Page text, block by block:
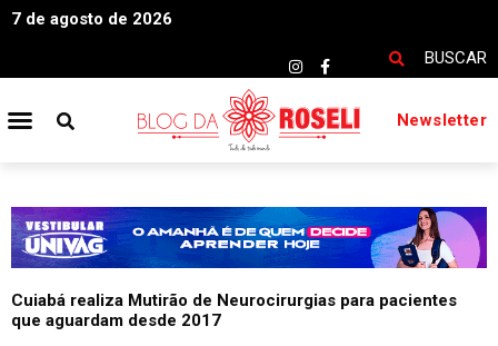
7 de agosto de 2026
BUSCAR
Newsletter
Cuiabá realiza Mutirão de Neurocirurgias para pacientes
que aguardam desde 2017